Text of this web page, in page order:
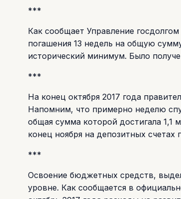
***
Как сообщает Управление
погашения 13 недель на общую
исторический минимум. Было
***
На конец октября 2017 года
Напомним, что примерно неделю
общая сумма которой достигала
конец ноября на депозитных
***
Освоение бюджетных средств,
уровне. Как сообщается в